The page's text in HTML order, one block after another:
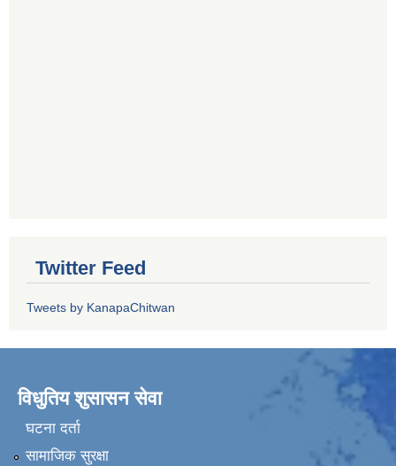
Twitter Feed
Tweets by KanapaChitwan
विधुतिय शुसासन सेवा
घटना दर्ता
सामाजिक सुरक्षा